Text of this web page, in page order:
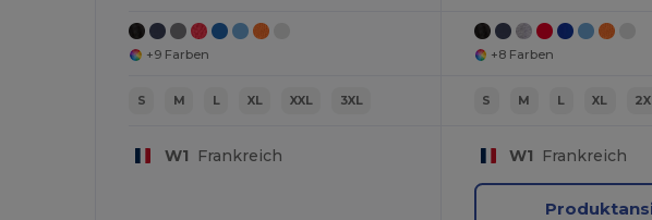
+9 Farben
S M L XL XXL 3XL
W1 Frankreich
+8 Farben
S M L XL
W1 Frankreich